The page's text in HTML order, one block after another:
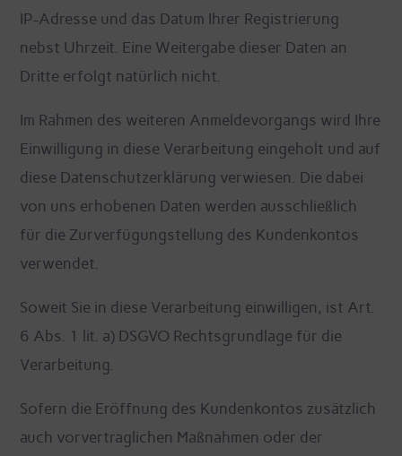
IP-Adresse und das Datum Ihrer Registrierung
nebst Uhrzeit. Eine Weitergabe dieser Daten an
Dritte erfolgt natürlich nicht.
Im Rahmen des weiteren Anmeldevorgangs wird Ihre
Einwilligung in diese Verarbeitung eingeholt und auf
diese Datenschutzerklärung verwiesen. Die dabei
von uns erhobenen Daten werden ausschließlich
für die Zurverfügungstellung des Kundenkontos
verwendet.
Soweit Sie in diese Verarbeitung einwilligen, ist Art.
6 Abs. 1 lit. a) DSGVO Rechtsgrundlage für die
Verarbeitung.
Sofern die Eröffnung des Kundenkontos zusätzlich
auch vorvertraglichen Maßnahmen oder der